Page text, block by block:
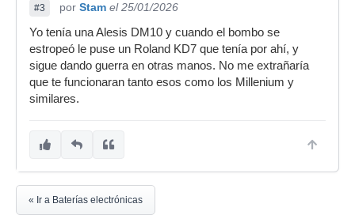
#3 por Stam el 25/01/2026
Yo tenía una Alesis DM10 y cuando el bombo se
estropeó le puse un Roland KD7 que tenía por ahí, y
sigue dando guerra en otras manos. No me extrañaría
que te funcionaran tanto esos como los Millenium y
similares.
« Ir a Baterías electrónicas